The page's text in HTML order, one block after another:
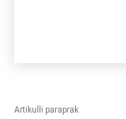
Artikulli paraprak